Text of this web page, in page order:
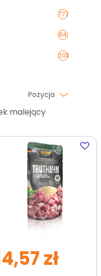
Pozycja
malejący
Dodaj
do
zł
777
84
303